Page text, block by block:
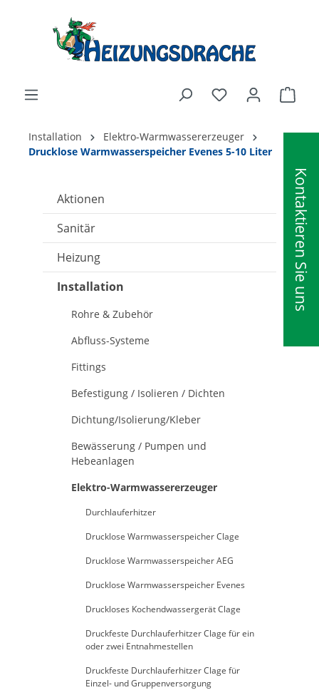
Kontaktieren Sie uns
Installation
Elektro-Warmwassererzeuger
Drucklose Warmwasserspeicher Evenes 5-10 Liter
Aktionen
Sanitär
Heizung
Installation
Rohre & Zubehör
Abfluss-Systeme
Fittings
Befestigung / Isolieren / Dichten
Dichtung/Isolierung/Kleber
Bewässerung / Pumpen und
Hebeanlagen
Elektro-Warmwassererzeuger
Durchlauferhitzer
Drucklose Warmwasserspeicher Clage
Drucklose Warmwasserspeicher AEG
Drucklose Warmwasserspeicher Evenes
Druckloses Kochendwassergerät Clage
Druckfeste Durchlauferhitzer Clage für ein
oder zwei Entnahmestellen
Druckfeste Durchlauferhitzer Clage für
Einzel- und Gruppenversorgung